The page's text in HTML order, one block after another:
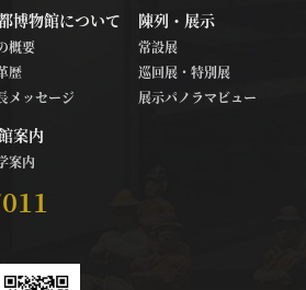
博物館について
概要
歴
メッセージ
陳列・展示
常設展
巡回展・特別展
展示パノラマビュー
案内
案内